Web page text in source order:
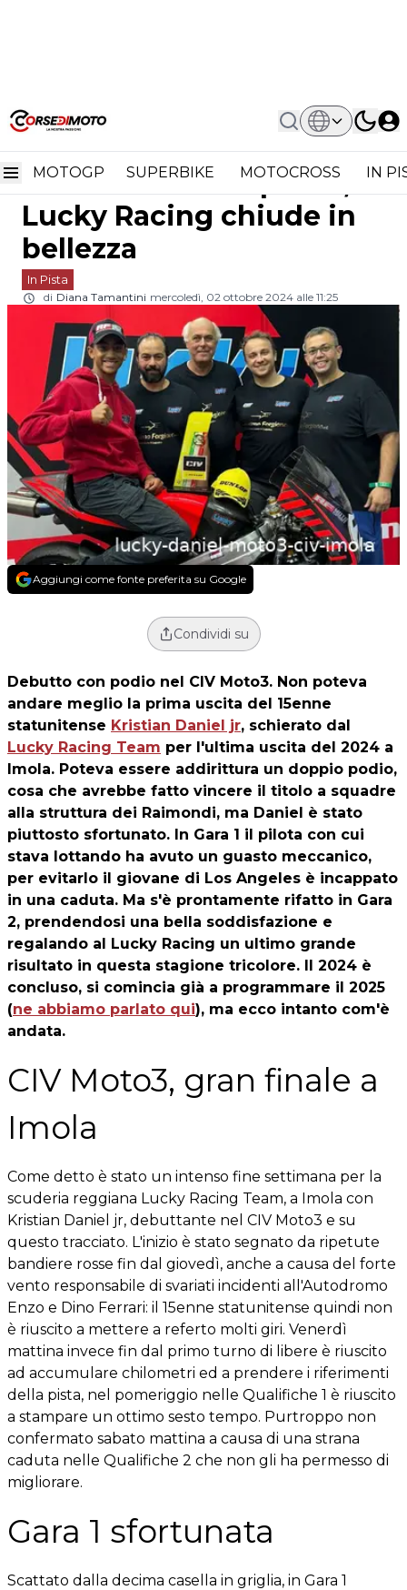
MOTOGP SUPERBIKE MOTOCROSS IN
Home In Pista
Moto3: Kristian Daniel Debutto CIV
Moto3: Kristian Daniel
debutto CIV con podio,
Lucky Racing chiude in
bellezza
In Pista
di Diana Tamantini mercoledì, 02 ottobre 2024 alle 11:25
Aggiungi come fonte preferita su Google
Condividi su
Debutto con podio nel CIV Moto3. Non poteva
andare meglio la prima uscita del 15enne
statunitense Kristian Daniel jr, schierato dal
Lucky Racing Team per l'ultima uscita del 2024 a
Imola. Poteva essere addirittura un doppio podio,
cosa che avrebbe fatto vincere il titolo a squadre
alla struttura dei Raimondi, ma Daniel è stato
piuttosto sfortunato. In Gara 1 il pilota con cui
stava lottando ha avuto un guasto meccanico,
per evitarlo il giovane di Los Angeles è incappato
in una caduta. Ma s'è prontamente rifatto in Gara
2, prendendosi una bella soddisfazione e
regalando al Lucky Racing un ultimo grande
risultato in questa stagione tricolore. Il 2024 è
concluso, si comincia già a programmare il 2025
(ne abbiamo parlato qui), ma ecco intanto com'è
andata.
CIV Moto3, gran finale a
Imola
Come detto è stato un intenso fine settimana per la
scuderia reggiana Lucky Racing Team, a Imola con
Kristian Daniel jr, debuttante nel CIV Moto3 e su
questo tracciato. L'inizio è stato segnato da ripetute
bandiere rosse fin dal giovedì, anche a causa del forte
vento responsabile di svariati incidenti all'Autodromo
Enzo e Dino Ferrari: il 15enne statunitense quindi non
è riuscito a mettere a referto molti giri. Venerdì
mattina invece fin dal primo turno di libere è riuscito
ad accumulare chilometri ed a prendere i riferimenti
della pista, nel pomeriggio nelle Qualifiche 1 è riuscito
a stampare un ottimo sesto tempo. Purtroppo non
confermato sabato mattina a causa di una strana
caduta nelle Qualifiche 2 che non gli ha permesso di
migliorare.
Gara 1 sfortunata
Scattato dalla decima casella in griglia, in Gara 1